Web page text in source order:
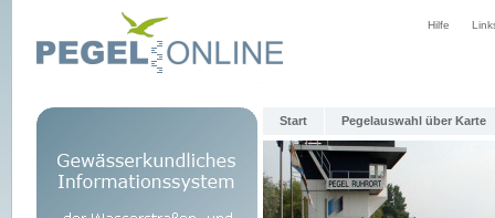
Hilfe
Start Pegelauswahl über Karte